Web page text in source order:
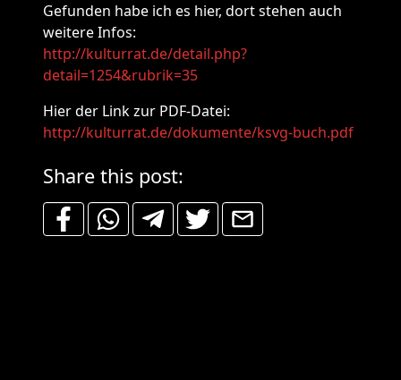
Gefunden habe ich es hier, dort stehen auch
weitere Infos:
http://kulturrat.de/detail.php?
detail=1254&rubrik=35
Hier der Link zur PDF-Datei:
http://kulturrat.de/dokumente/ksvg-buch.pdf
Share this post: